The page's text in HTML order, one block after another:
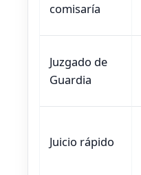
comisaría
Juzgado de
Guardia
Juicio rápido